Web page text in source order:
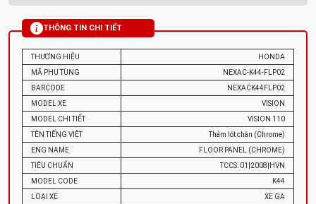
THÔNG TIN CHI TIẾT
THƯƠNG HIỆU
HONDA
MÃ PHỤ TÙNG
NEXAC-K44-FLP02
BARCODE
NEXACK44FLP02
MODEL XE
VISION
MODEL CHI TIẾT
VISION 110
TÊN TIẾNG VIỆT
Thảm lót chân (Chrome)
ENG NAME
FLOOR PANEL (CHROME)
TIÊU CHUẨN
TCCS: 01|2008|HVN
MODEL CODE
K44
LOẠI XE
XE GA